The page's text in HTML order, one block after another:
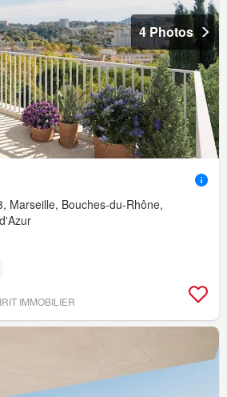
4 Photos
Marseille, Bouches-du-Rhône,
IMMOBILIER